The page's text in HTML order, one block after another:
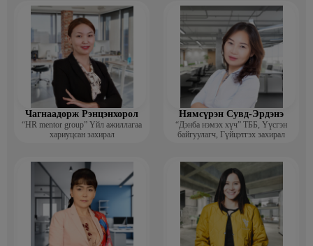
Чагнаадорж Рэнцэнхорол
“HR mentor group” Үйл ажиллагаа
хариуцсан захирал
Нямсүрэн Сувд-Эрдэнэ
“Дэнба нэмэх хүч” ТББ, Үүсгэн
байгуулагч, Гүйцэтгэх захирал